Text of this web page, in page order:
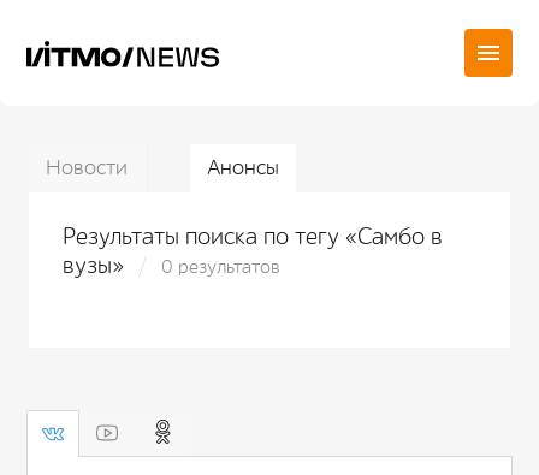
Новости Анонсы
Результаты поиска по тегу «Самбо в
вузы»
0 результатов